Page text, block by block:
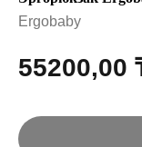
Ergobaby
55200,00